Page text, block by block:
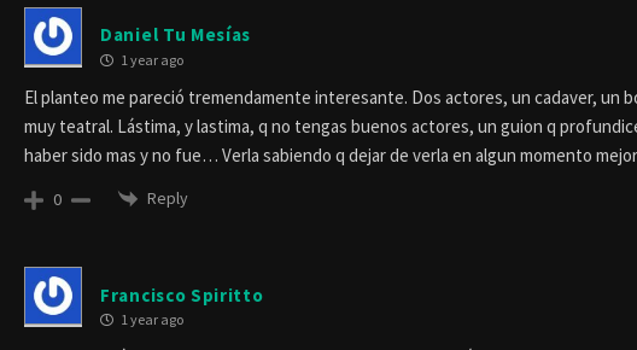
Daniel Tu Mesías
1 year ago
El planteo me pareció tremendamente interesante. Dos actores, un cadaver, un
muy teatral. Lástima, y lastima, q no tengas buenos actores, un guion q
haber sido mas y no fue… Verla sabiendo q dejar de verla en algun momento
0 Reply
Francisco Spiritto
1 year ago